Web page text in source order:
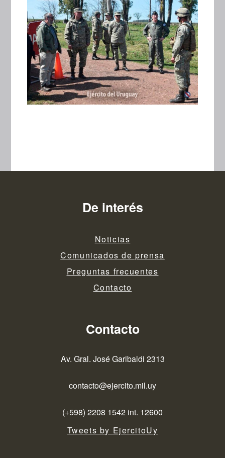
De interés
Noticias
Comunicados de prensa
Preguntas frecuentes
Contacto
Contacto
Av. Gral. José Garibaldi 2313
contacto@ejercito.mil.uy
(+598) 2208 1542 int. 12600
Tweets by EjercitoUy